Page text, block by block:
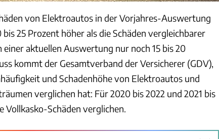
von Elektroautos in der Vorjahres-Auswertung
25 Prozent höher als die Schäden vergleichbarer
einer aktuellen Auswertung nur noch 15 bis 20
kommt der Gesamtverband der Versicherer (GDV),
und Schadenhöhe von Elektroautos und
verglichen hat: Für 2020 bis 2022 und 2021 bis
Vollkasko-Schäden verglichen.